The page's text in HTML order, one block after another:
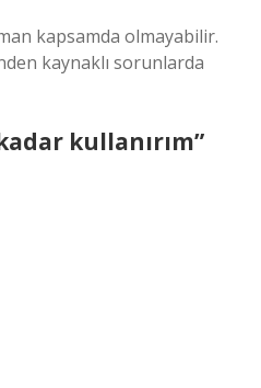
kapsamda olmayabilir.
kaynaklı sorunlarda
kullanırım”